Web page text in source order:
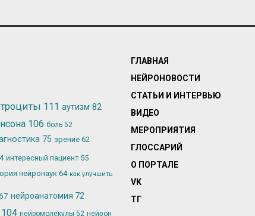
111 аутизм 82
106 боль 52
75 зрение 62
интересный пациент 55
нейронаук 64 как улучшить
нейроанатомия 72
104 нейромолекулы 52 нейрон
ГЛАВНАЯ
НЕЙРОНОВОСТИ
СТАТЬИ И ИНТЕРВЬЮ
ВИДЕО
МЕРОПРИЯТИЯ
ГЛОССАРИЙ
О ПОРТАЛЕ
VK
ТГ